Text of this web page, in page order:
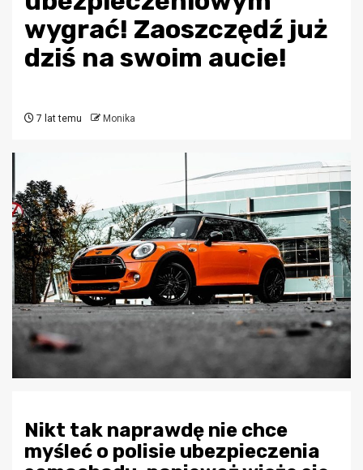
wygrać! Zaoszczędź już
dziś na swoim aucie!
7 lat temu Monika
Nikt tak naprawdę nie chce
myśleć o polisie ubezpieczenia